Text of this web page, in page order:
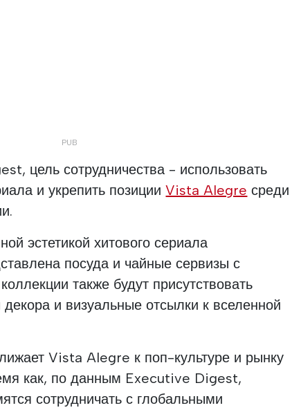
цель сотрудничества - использовать
и укрепить позицииVista Alegre среди
эстетикой хитового сериала
посуда и чайные сервизы с
также будут присутствовать
и визуальные отсылки к вселенной
Vista Alegre к поп-культуре и рынку
как, по данным Executive Digest,
сотрудничать с глобальными